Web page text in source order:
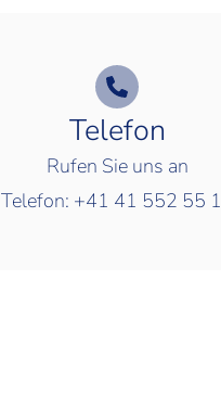
Telefon
Rufen Sie uns an
Telefon: +41 41 552 55